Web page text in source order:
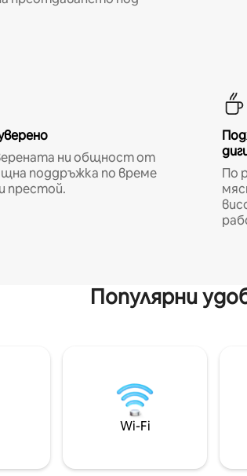
ни общност от
поддръжка по време
престой.
По
Популярни
Wi-Fi